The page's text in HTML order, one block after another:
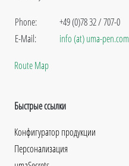
Phone:
E-Mail:
+49 (0)78 32 / 707-0
info (at) uma-pen.com
Route Map
Быстрые ссылки
Конфигуратор продукции
Персонализация